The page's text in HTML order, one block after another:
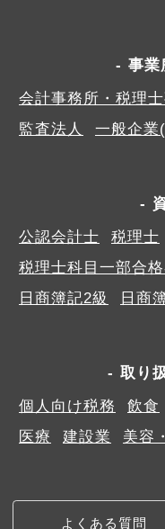
事業
会計事務所・税理
監査法人
一般企業
公認会計士
税理士
税理士科目一部合
日商簿記2級
日商
取り
個人向け税務
飲食
医療
建設業 美容
よくある質問